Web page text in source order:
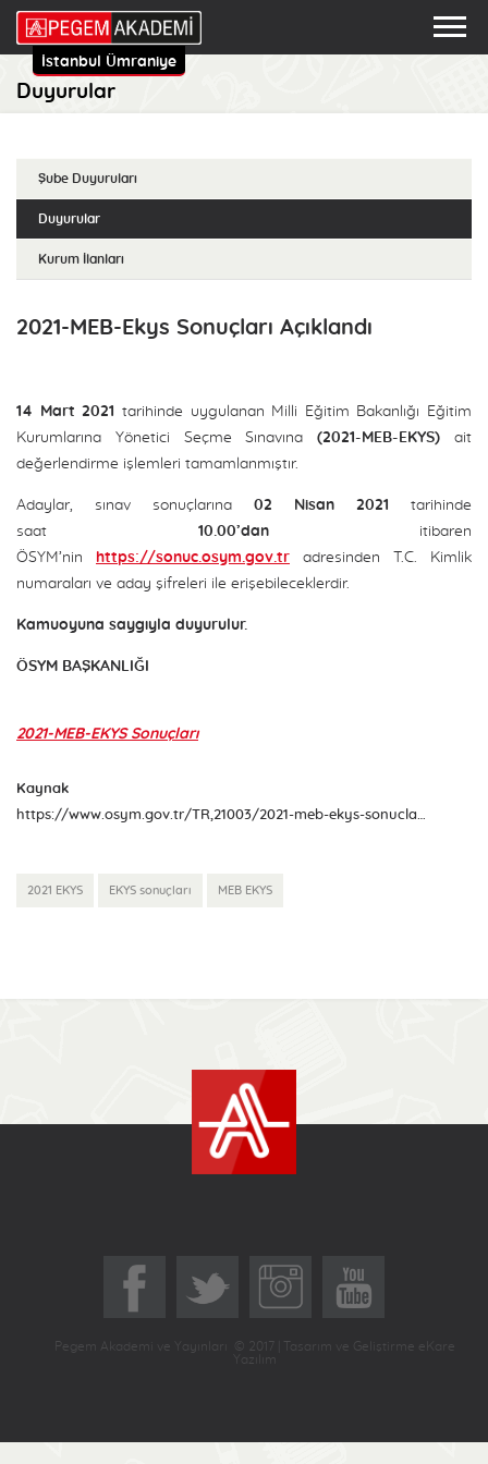
İstanbul Ümraniye
Duyurular
Şube Duyuruları
Duyurular
Kurum İlanları
2021-MEB-Ekys Sonuçları Açıklandı
14 Mart 2021 tarihinde uygulanan Milli Eğitim Bakanlığı Eğitim
Kurumlarına Yönetici Seçme Sınavına(2021-MEB-EKYS)ait
değerlendirme işlemleri tamamlanmıştır.
Adaylar, sınav sonuçlarına 02 Nisan 2021 tarihinde
saat 10.00’dan itibaren
ÖSYM’nin https://sonuc.osym.gov.tr
adresinden T.C. Kimlik
numaraları ve aday şifreleri ile erişebileceklerdir.
Kamuoyuna saygıyla duyurulur.
ÖSYM BAŞKANLIĞI
2021-MEB-EKYS Sonuçları
Kaynak
https://www.osym.gov.tr/TR,21003/2021-meb-ekys-sonuclari-aciklandi-02042021.html
2021 EKYS EKYS sonuçları MEB EKYS
Pegem Akademi ve Yayınları © 2017 | Tasarım ve Geliştirme eKare
Yazılım